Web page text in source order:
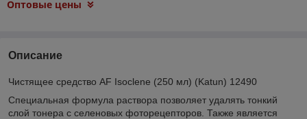
Оптовые цены
Описание
Чистящее средство AF Isoclene (250 мл) (Katun) 12490
Специальная формула раствора позволяет удалять тонкий
слой тонера с селеновых фоторецепторов. Также является